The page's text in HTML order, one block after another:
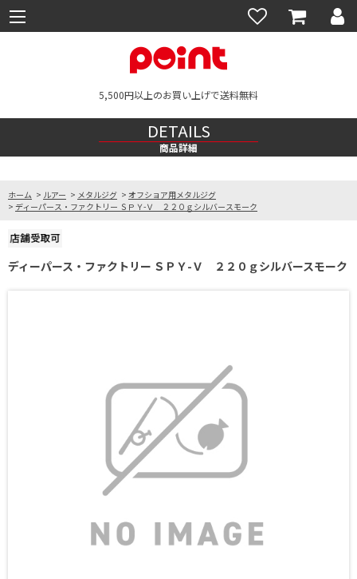
5,500円以上のお買い上げで送料無料
DETAILS
商品詳細
ホーム > ルアー > メタルジグ > オフショア用メタルジグ
> ディーパース・ファクトリー ＳＰＹ-Ｖ ２２０ｇシルバースモーク
ディーパース・ファクトリー ＳＰＹ-Ｖ ２２０ｇシルバースモーク